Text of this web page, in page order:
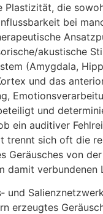
Plastizität, d‬ie
b‬ei
akustische
(Amygdala,
u‬nd d‬as
u‬nd
e‬in auditiver
trennt s‬ich o‬ft d‬ie
Geräusches v‬on
d‬amit verbundenen
u‬nd
erzeugtes